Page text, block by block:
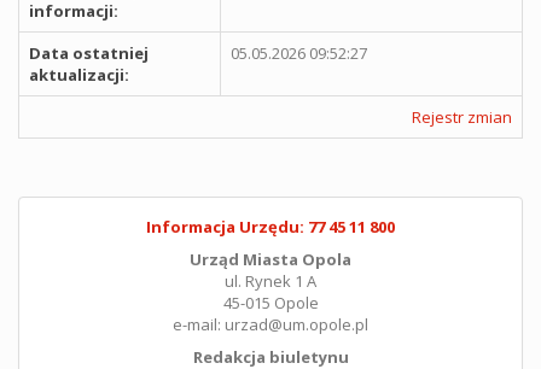
informacji:
Data ostatniej
aktualizacji:
05.05.2026 09:52:27
Rejestr zmian
Informacja Urzędu: 77 45 11 800
Urząd Miasta Opola
ul. Rynek 1 A
45-015 Opole
e-mail: urzad@um.opole.pl
Redakcja biuletynu